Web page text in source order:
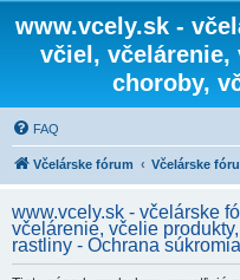
www.vcely.sk -
včiel, včelárenie,
choroby,
FAQ
Včelárske fórum Včelárske
www.vcely.sk - včelárske
včelárenie, včelie
rastliny - Ochrana súkromia